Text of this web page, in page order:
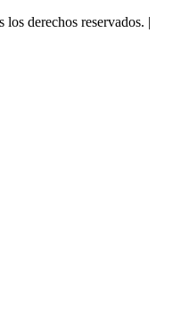
derechos reservados. |